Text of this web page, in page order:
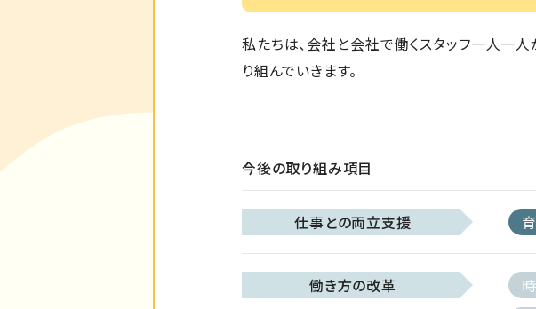
私たちは、会社と会社で働くスタッフ一人一
り組んでいきます。
今後の取り組み項目
仕事との両立支援
働き方の改革